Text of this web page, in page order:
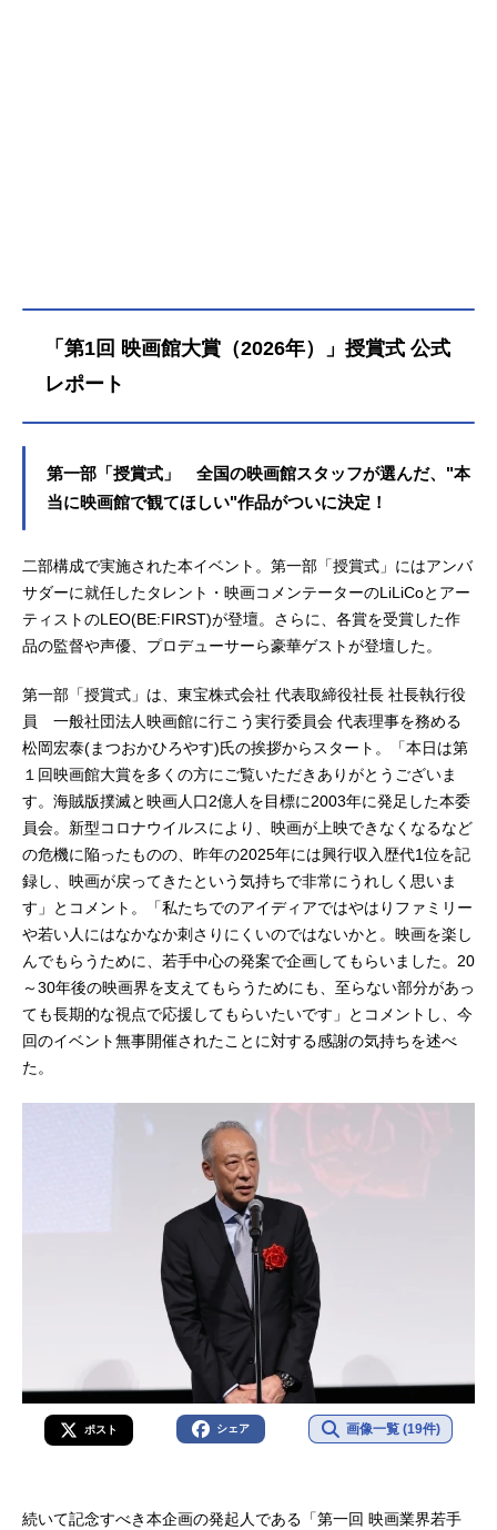
「第1回 映画館大賞（2026年）」授賞式 公式
レポート
第一部「授賞式」 全国の映画館スタッフが選んだ、"本
当に映画館で観てほしい"作品がついに決定！
二部構成で実施された本イベント。第一部「授賞式」にはアンバ
サダーに就任したタレント・映画コメンテーターのLiLiCoとアー
ティストのLEO(BE:FIRST)が登壇。さらに、各賞を受賞した作
品の監督や声優、プロデューサーら豪華ゲストが登壇した。
第一部「授賞式」は、東宝株式会社 代表取締役社長 社長執行役
員 一般社団法人映画館に行こう実行委員会 代表理事を務める
松岡宏泰(まつおかひろやす)氏の挨拶からスタート。「本日は第
１回映画館大賞を多くの方にご覧いただきありがとうございま
す。海賊版撲滅と映画人口2億人を目標に2003年に発足した本委
員会。新型コロナウイルスにより、映画が上映できなくなるなど
の危機に陥ったものの、昨年の2025年には興行収入歴代1位を記
録し、映画が戻ってきたという気持ちで非常にうれしく思いま
す」とコメント。「私たちでのアイディアではやはりファミリー
や若い人にはなかなか刺さりにくいのではないかと。映画を楽し
んでもらうために、若手中心の発案で企画してもらいました。20
～30年後の映画界を支えてもらうためにも、至らない部分があっ
ても長期的な視点で応援してもらいたいです」とコメントし、今
回のイベント無事開催されたことに対する感謝の気持ちを述べ
た。
ポスト シェア 画像一覧 (19件)
続いて記念すべき本企画の発起人である「第一回 映画業界若手